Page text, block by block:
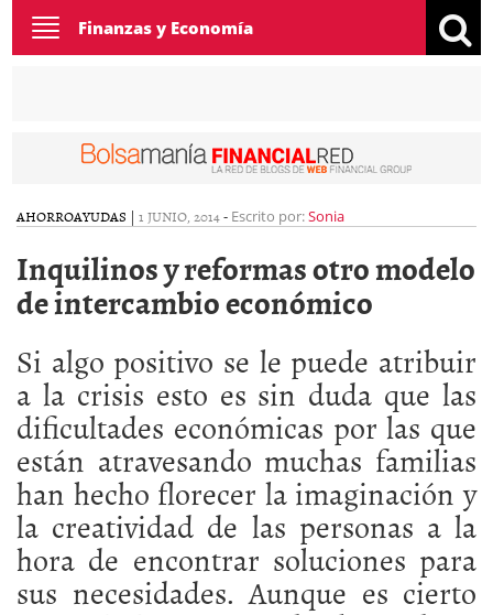
Toggle
navigation
Finanzas y Economía
AHORROAYUDAS | 1 JUNIO, 2014- Escrito por:Sonia
Inquilinos y reformas otro modelo
de intercambio económico
Si algo positivo se le puede atribuir
a la crisis esto es sin duda que las
dificultades económicas por las que
están atravesando muchas familias
han hecho florecer la imaginación y
la creatividad de las personas a la
hora de encontrar soluciones para
sus necesidades. Aunque es cierto